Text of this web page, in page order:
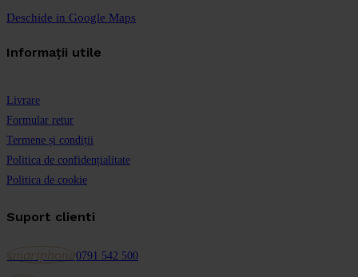
Deschide in Google Maps
Informații utile
Livrare
Formular retur
Termene și condiții
Politica de confidențialitate
Politica de cookie
Suport clienti
0791 542 500